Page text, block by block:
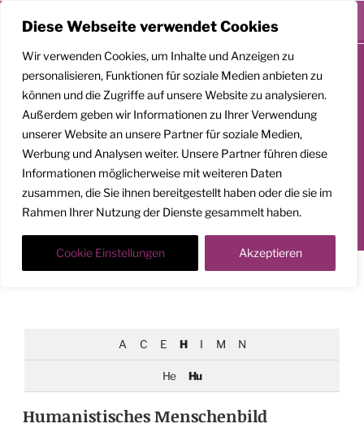
Diese Webseite verwendet Cookies
Wir verwenden Cookies, um Inhalte und Anzeigen zu
personalisieren, Funktionen für soziale Medien anbieten zu
können und die Zugriffe auf unsere Website zu analysieren.
Außerdem geben wir Informationen zu Ihrer Verwendung
unserer Website an unsere Partner für soziale Medien,
Werbung und Analysen weiter. Unsere Partner führen diese
Informationen möglicherweise mit weiteren Daten
zusammen, die Sie ihnen bereitgestellt haben oder die sie im
Rahmen Ihrer Nutzung der Dienste gesammelt haben.
Cookie Einstellungen Akzeptieren
Zum
springen
GEMEINSAM
AUFSTEIGEN
Klarheit. Präsenz. Befreiung.
Transformationscoach | Architekt der Befreiung
Menü
WISSEN VON A-Z
A C E H I M N
He Hu
Humanistisches Menschenbild